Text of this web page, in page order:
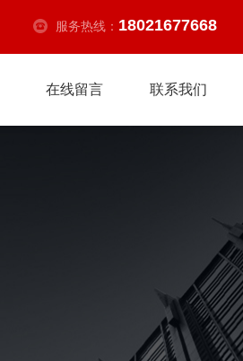
服务热线： 18021677668
在线留言 联系我们